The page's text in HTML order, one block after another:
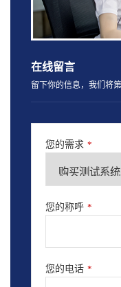
在线留言
留下你的信息，我们将
您的需求 *
您的称呼 *
您的电话 *